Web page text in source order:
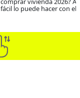
fácil lo puede hacer con el